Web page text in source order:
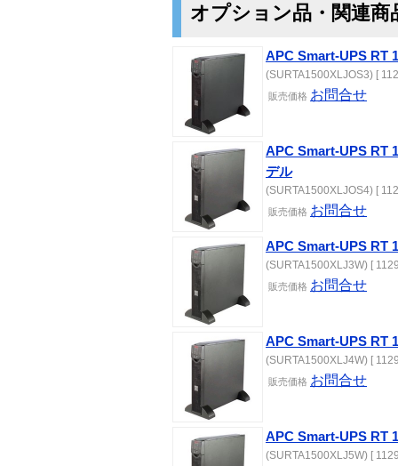
オプション品・関連商
APC Smart-UPS RT
(SURTA1500XLJOS3) [
販売価格 お問合せ
APC Smart-UPS RT
デル
(SURTA1500XLJOS4) [
販売価格 お問合せ
APC Smart-UPS RT
(SURTA1500XLJ3W) [
販売価格 お問合せ
APC Smart-UPS RT
(SURTA1500XLJ4W) [
販売価格 お問合せ
APC Smart-UPS RT
(SURTA1500XLJ5W) [